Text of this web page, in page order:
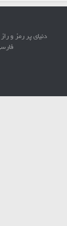
دنیای پر رمز و راز شمشیربازی ©